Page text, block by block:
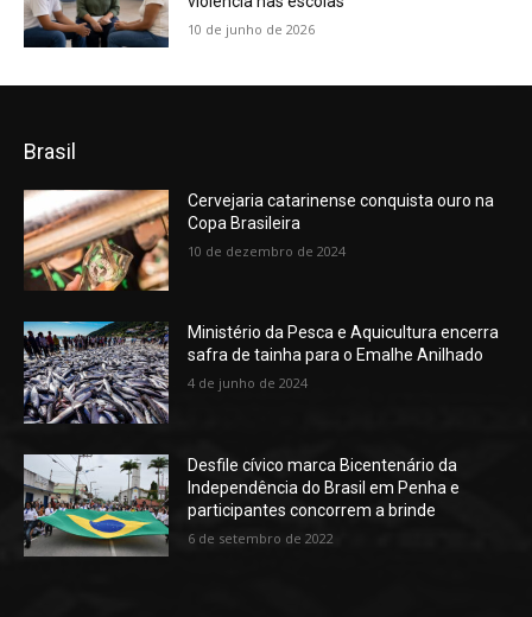
10 de junho de 2026
Brasil
Cervejaria catarinense conquista ouro na
Copa Brasileira
10 de dezembro de 2024
Ministério da Pesca e Aquicultura encerra
safra de tainha para o Emalhe Anilhado
4 de junho de 2024
Desfile cívico marca Bicentenário da
Independência do Brasil em Penha e
participantes concorrem a brinde
6 de setembro de 2022